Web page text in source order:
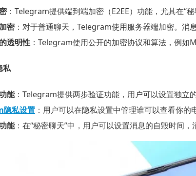
：Telegram提供端到端加密（E2EE）功能，尤其在“
密：对于普通聊天，Telegram使用服务器端加密。消
透明性 ：Telegram使用公开的加密协议和算法，例如
私
能：Telegram提供两步验证功能，用户可以设置独立
私设置 ：用户可以在隐私设置中管理谁可以查看你
能：在“秘密聊天”中，用户可以设置消息的自毁时间